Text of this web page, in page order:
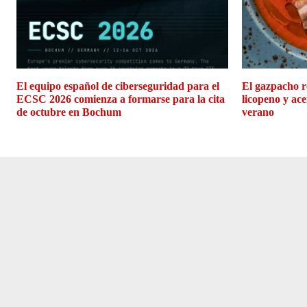
El equipo español de ciberseguridad para el
ECSC 2026 comienza a formarse para la cita
de octubre en Bochum
El gazpacho
licopeno y
verano